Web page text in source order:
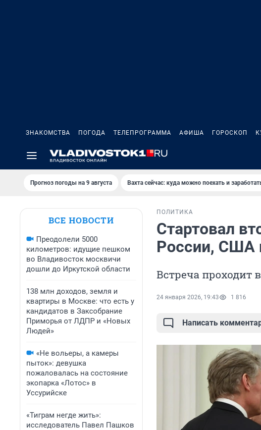
ЗНАКОМСТВА ПОГОДА ТЕЛЕПРОГРАММА АФИША ГОРОСКОП
Прогноз погоды на 9 августа Вахта сейчас: куда можно поехать и
ВСЕ НОВОСТИ
Преодолели 5000
километров: идущие пешком
во Владивосток москвичи
дошли до Иркутской области
138 млн доходов, земля и
квартиры в Москве: что есть у
кандидатов в Заксобрание
Приморья от ЛДПР и «Новых
Людей»
«Не вольеры, а камеры
пыток»: девушка
пожаловалась на состояние
экопарка «Лотос» в
Уссурийске
«Тиграм негде жить»:
исследователь Павел Пашков
ПОЛИТИКА
Стартовал
России, США
Встреча проходит
24 января 2026, 19:43 1 816
Написать